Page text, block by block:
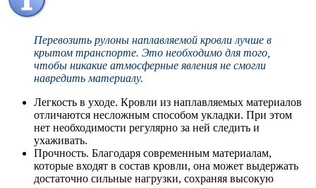
Перевозить рулоны наплавляемой кровли лучше в
крытом транспорте. Это необходимо для того,
чтобы никакие атмосферные явления не смогли
навредить материалу.
Легкость в уходе. Кровли из наплавляемых материалов
отличаются несложным способом укладки. При этом
нет необходимости регулярно за ней следить и
ухаживать.
Прочность. Благодаря современным материалам,
которые входят в состав кровли, она может выдержать
достаточно сильные нагрузки, сохраняя высокую